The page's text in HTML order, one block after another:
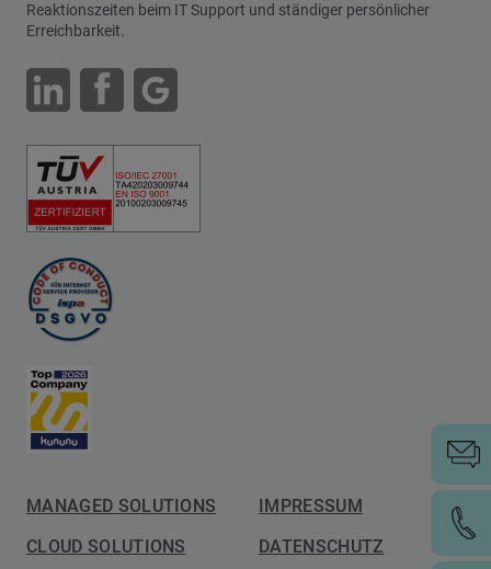
Reaktionszeiten beim IT Support und ständiger persönlicher
Erreichbarkeit.
MANAGED SOLUTIONS
CLOUD SOLUTIONS
IMPRESSUM
DATENSCHUTZ